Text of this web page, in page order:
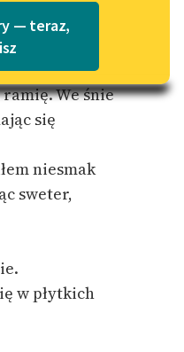
Katalog w formacie PDF
— teraz,
We śnie
się
niesmak
sweter,
w płytkich